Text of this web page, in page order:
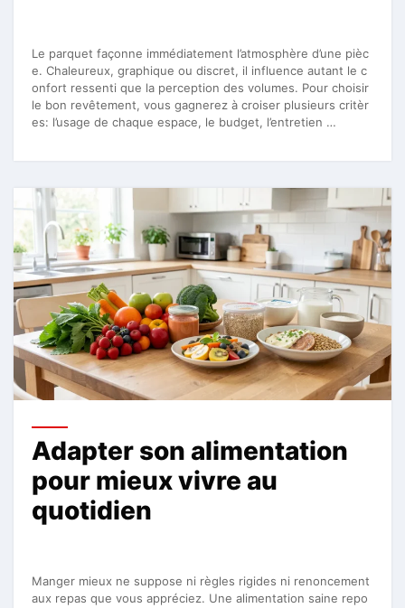
Le parquet façonne immédiatement l’atmosphère d’une pièc
e. Chaleureux, graphique ou discret, il influence autant le c
onfort ressenti que la perception des volumes. Pour choisir
le bon revêtement, vous gagnerez à croiser plusieurs critèr
es: l’usage de chaque espace, le budget, l’entretien …
Adapter son alimentation
pour mieux vivre au
quotidien
Manger mieux ne suppose ni règles rigides ni renoncement
aux repas que vous appréciez. Une alimentation saine repo